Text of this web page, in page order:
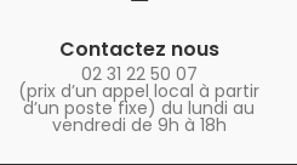
Contactez nous
02 31 22 50 07
(prix d’un appel local à partir
d’un poste fixe) du lundi au
vendredi de 9h à 18h